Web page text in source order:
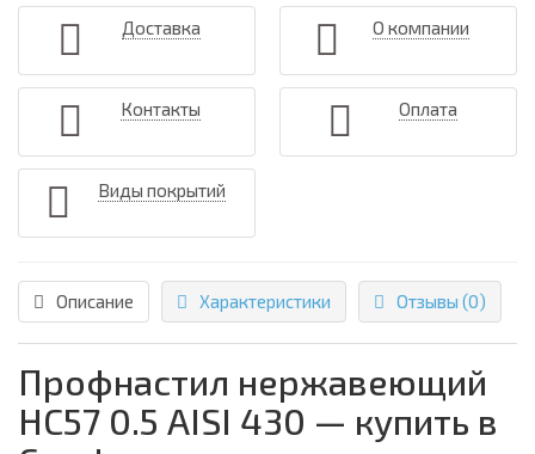
Доставка О компании
Контакты Оплата
Виды покрытий
Описание Характеристики Отзывы (0)
Профнастил нержавеющий
НС57 0.5 AISI 430 — купить в